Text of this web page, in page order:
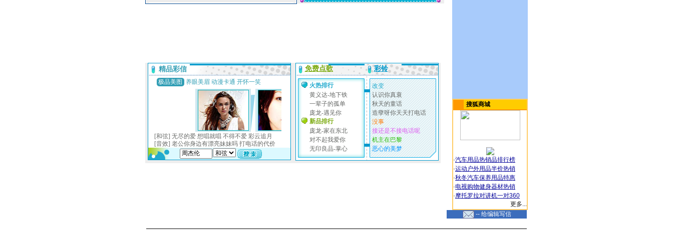
搜狐商城
·汽车用品热销品排行榜
·运动户外用品半价热销
·秋冬汽车保养用品特惠
·电视购物健身器材热销
·摩托罗拉对讲机一对360
更多...
-- 给编辑写信